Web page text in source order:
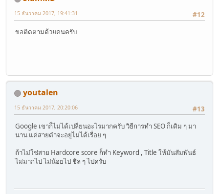
#12
15 ธันวาคม 2017, 19:41:31
ขอติดตามด้วยคนครับ
youtalen
#13
15 ธันวาคม 2017, 20:20:06
Google เขาก็ไม่ได้เปลี่ยนอะไรมากครับ วิธีการทำ SEO ก็เดิม ๆ มา
นาน แค่สายดำจะอยู่ไม่ได้เรื่อย ๆ
ถ้าไม่ใช่สาย Hardcore score ก็ทำ Keyword , Title ให้มันสัมพันธ์
ไม่มากไป ไม่น้อยไป ชิล ๆ ไปครับ